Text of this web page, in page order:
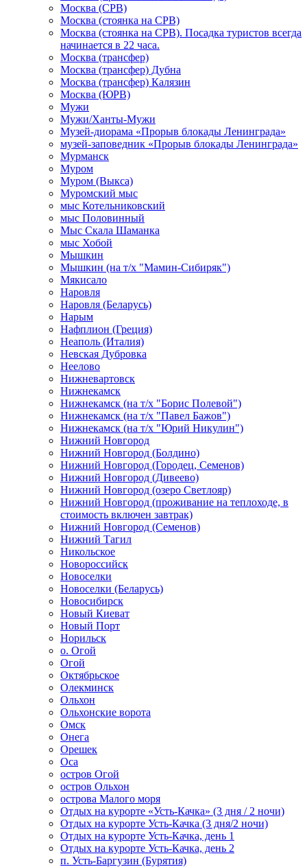
Москва (СРВ)
Москва (стоянка на СРВ)
Москва (стоянка на СРВ). Посадка туристов всегда
начинается в 22 часа.
Москва (трансфер)
Москва (трансфер) Дубна
Москва (трансфер) Калязин
Москва (ЮРВ)
Мужи
Мужи/Ханты-Мужи
Музей-диорама «Прорыв блокады Ленинграда»
музей-заповедник «Прорыв блокады Ленинграда»
Мурманск
Муром
Муром (Выкса)
Муромский мыс
мыс Котельниковский
мыс Половинный
Мыс Скала Шаманка
мыс Хобой
Мышкин
Мышкин (на т/х "Мамин-Сибиряк")
Мякисало
Наровля
Наровля (Беларусь)
Нарым
Нафплион (Греция)
Неаполь (Италия)
Невская Дубровка
Неелово
Нижневартовск
Нижнекамск
Нижнекамск (на т/х "Борис Полевой")
Нижнекамск (на т/х "Павел Бажов")
Нижнекамск (на т/х "Юрий Никулин")
Нижний Новгород
Нижний Новгород (Болдино)
Нижний Новгород (Городец, Семенов)
Нижний Новгород (Дивеево)
Нижний Новгород (озеро Светлояр)
Нижний Новгород (проживание на теплоходе, в
стоимость включен завтрак)
Нижний Новгород (Семенов)
Нижний Тагил
Никольское
Новороссийск
Новоселки
Новоселки (Беларусь)
Новосибирск
Новый Киеват
Новый Порт
Норильск
о. Огой
Огой
Октябрьское
Олекминск
Ольхон
Ольхонские ворота
Омск
Онега
Орешек
Оса
остров Огой
остров Ольхон
острова Малого моря
Отдых на курорте «Усть-Качка» (3 дня / 2 ночи)
Отдых на курорте Усть-Качка (3 дня/2 ночи)
Отдых на курорте Усть-Качка, день 1
Отдых на курорте Усть-Качка, день 2
п. Усть-Баргузин (Бурятия)